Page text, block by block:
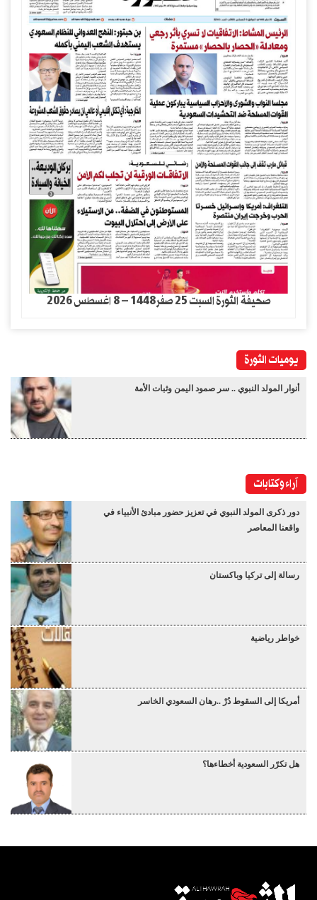
صحيفة الثورة السبت 25 صفر1448 – 8 اغسطس 2026
يوميات الثورة
أنوار المولد النبوي .. سر صمود اليمن وثبات الأمة
آراء وكتابات
دور ذكرى المولد النبوي في تعزيز حضور مبادئ الأنبياء في
واقعنا المعاصر
رسالة إلى تركيا وباكستان
خواطر رياضية
أمريكا إلى السقوط دُرْ ..رهان السعودي الخاسر
هل تكرّر السعودية أخطاءها؟